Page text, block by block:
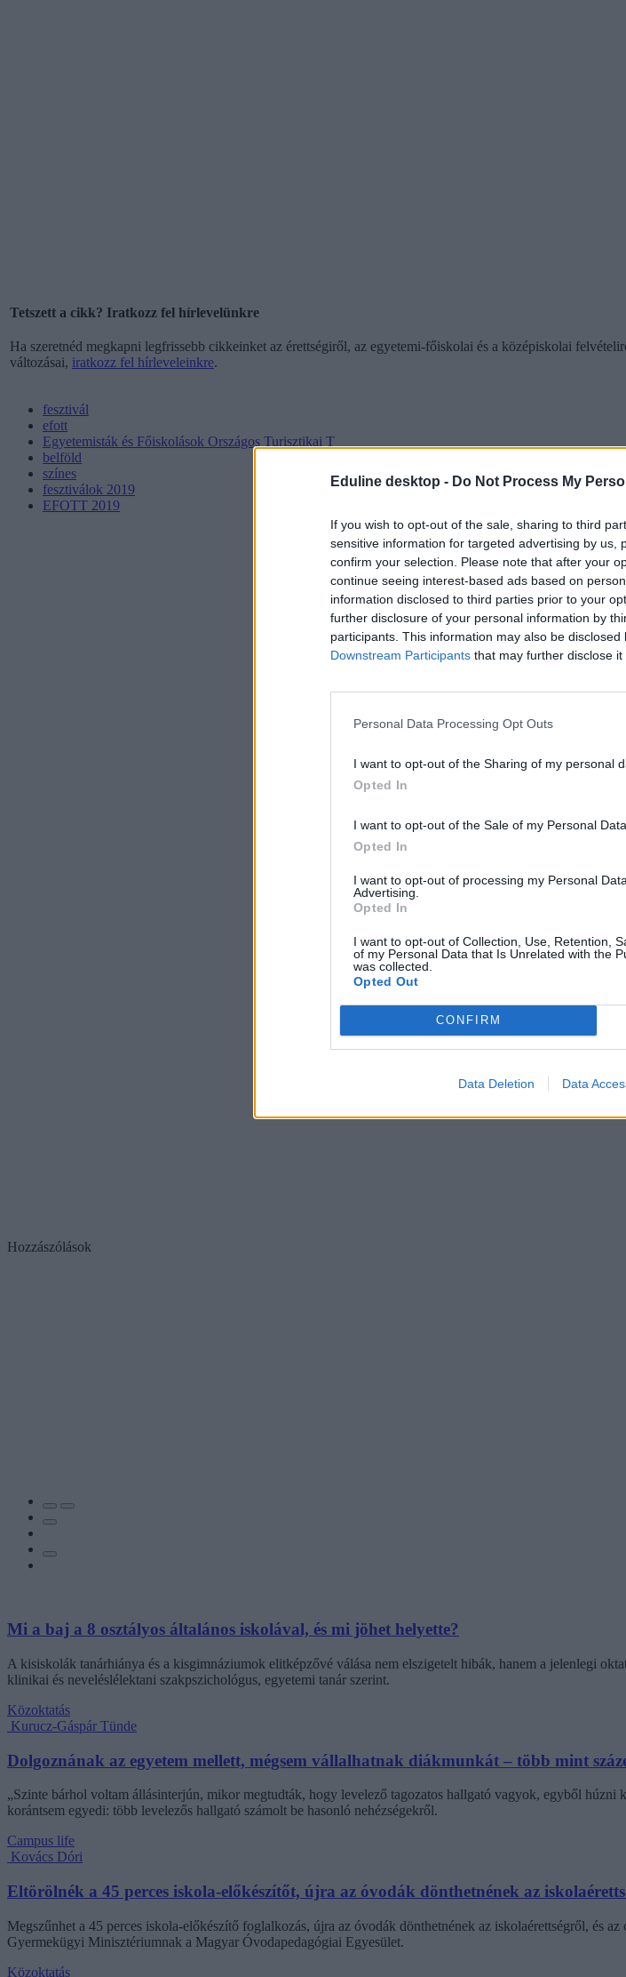
Eduline desktop - Do Not Process My
If you wish to opt-out of the sale, sharing to third
sensitive information for targeted advertising by us,
confirm your selection. Please note that after your
continue seeing interest-based ads based on
information disclosed to third parties prior to your
further disclosure of your personal information by
participants. This information may also be
Downstream Participants that may further disclose it
Personal Data Processing Opt Outs
I want to opt-out of the Sharing of my personal
Opted In
I want to opt-out of the Sale of my Personal Data.
Opted In
I want to opt-out of processing my Personal
Advertising.
Opted In
I want to opt-out of Collection, Use, Retention,
of my Personal Data that Is Unrelated with the
was collected.
Opted Out
CONFIRM
Data Deletion Data
Tetszett a cikk? Iratkozz fel hírlevelünkre
Ha szeretnéd megkapni legfrissebb cikkeinket az érettségiről, az egyetemi-főiskolai és a középiskolai
változásai, iratkozz fel hírleveleinkre.
fesztivál
efott
Egyetemisták és Főiskolások Országos Turisztikai T
belföld
színes
fesztiválok 2019
EFOTT 2019
Hozzászólások
Mi a baj a 8 osztályos általános iskolával, és mi jöhet helyette?
A kisiskolák tanárhiánya és a kisgimnáziumok elitképzővé válása nem elszigetelt hibák, hanem a jelenlegi
klinikai és neveléslélektani szakpszichológus, egyetemi tanár szerint.
Közoktatás
Kurucz-Gáspár Tünde
Dolgoznának az egyetem mellett, mégsem vállalhatnak diákmunkát – több mint
„Szinte bárhol voltam állásinterjún, mikor megtudták, hogy levelező tagozatos hallgató vagyok, egyből húzni
korántsem egyedi: több levelezős hallgató számolt be hasonló nehézségekről.
Campus life
Kovács Dóri
Eltörölnék a 45 perces iskola-előkészítőt, újra az óvodák dönthetnének az
Megszűnhet a 45 perces iskola-előkészítő foglalkozás, újra az óvodák dönthetnének az iskolaérettségről, és
Gyermekügyi Minisztériumnak a Magyar Óvodapedagógiai Egyesület.
Közoktatás